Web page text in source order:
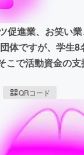
促進業、お笑い業
体ですが、学生8
こで活動資金の支
QRコード